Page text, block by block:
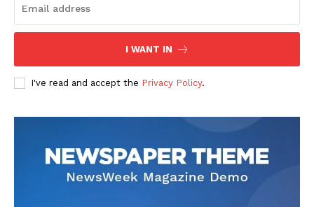
DOWNLOAD NOW
I WANT IN
I've read and accept the Privacy Policy.